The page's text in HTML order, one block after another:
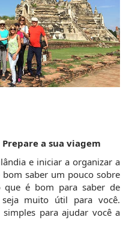
a sua viagem
e iniciar a organizar a
saber um pouco sobre
é bom para saber de
seja muito útil para você.
para ajudar você a